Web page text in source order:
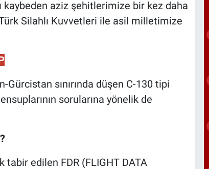
kaybeden aziz şehitlerimize bir kez daha
Silahlı Kuvvetleri ile asil milletimize
Gürcistan sınırında düşen C-130 tipi
sorularına yönelik de
tabir edilen FDR (FLIGHT DATA